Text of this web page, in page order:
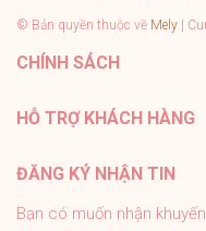
#phukien #mely #titan
© Bản quyền thuộc về Mely |
CHÍNH SÁCH
HỖ TRỢ KHÁCH HÀNG
ĐĂNG KÝ NHẬN TIN
Bạn có muốn nhận